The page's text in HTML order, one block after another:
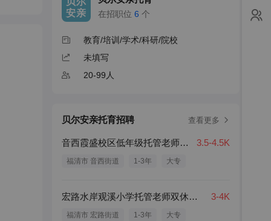
安亲
在招职位 6 个
教育/培训/学术/科研/院校
未填写
20-99人
贝尔安亲托育招聘 查看更多
音西霞盛校区低年级托管老师双休包食宿 3.5-4.5K
福清市 音西街道 1-3年 大专
宏路水岸观溪小学托管老师双休包食宿 3-4K
福清市 宏路街道 1-3年 大专